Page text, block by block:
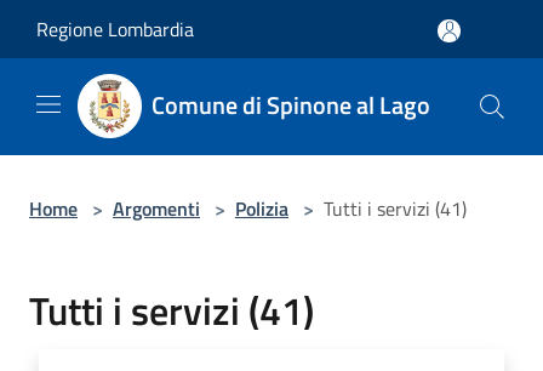
Regione Lombardia
Comune di Spinone al Lago
Home > Argomenti > Polizia > Tutti i servizi (41)
Tutti i servizi (41)